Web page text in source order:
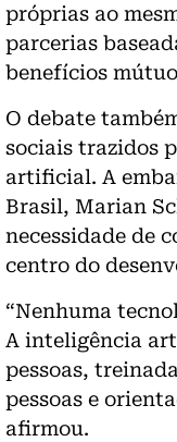
próprias ao
parcerias
benefícios
O debate
sociais trazidos
artificial. A
Brasil, Marian
necessidade de
centro do
“Nenhuma
A inteligência
pessoas,
pessoas e
afirmou.